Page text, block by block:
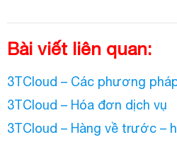
Bài viết liên quan:
3TCloud – Các phương
3TCloud – Hóa đơn dịch vụ
3TCloud – Hàng về trước –